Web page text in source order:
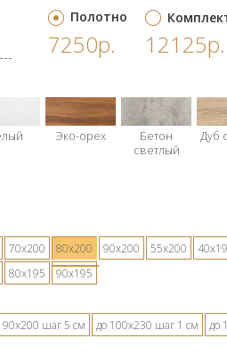
Полотно
7250р. 12125р.
Эко-орех
Бетон
светлый
Дуб
70х200 80х200 90х200 55х200
80х195
90х195
шаг 5 см до 100х230 шаг 1 см до